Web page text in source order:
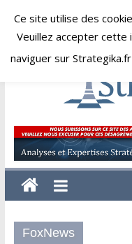
Skip
Expertise
et
Analyses
FoxNews
Ce site utilise des
Veuillez accepter cette
naviguer sur Strategika.fr